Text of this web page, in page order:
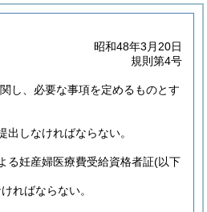
昭和48年3月20日
規則第4号
し、必要な事項を定めるものとす
出しなければならない。
る妊産婦医療費受給資格者証(以下
ればならない。